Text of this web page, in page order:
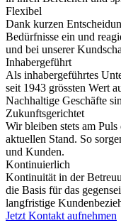
Flexibel
Dank kurzen
Bedürfnisse ein und
und bei unserer
Inhabergeführt
Als inhabergeführtes
seit 1943 grössten Wert
Nachhaltige Geschäfte
Zukunftsgerichtet
Wir bleiben stets am
aktuellen Stand. So
und Kunden.
Kontinuierlich
Kontinuität in der
die Basis für das
langfristige
Jetzt Kontakt aufnehmen